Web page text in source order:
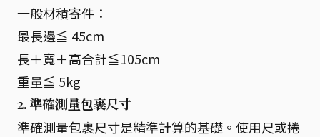
一般材積寄件：
最長邊≦ 45cm
長＋寬＋高合計≦105cm
重量≦ 5kg
2. 準確測量包裹尺寸
準確測量包裹尺寸是精準計算的基礎。使用尺或捲